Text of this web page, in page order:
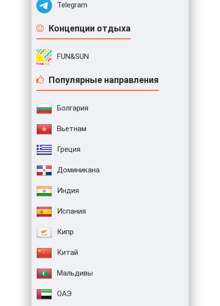
Telegram
Концепции отдыха
FUN&SUN
Популярные направления
Болгария
Вьетнам
Греция
Доминикана
Индия
Испания
Кипр
Китай
Мальдивы
ОАЭ